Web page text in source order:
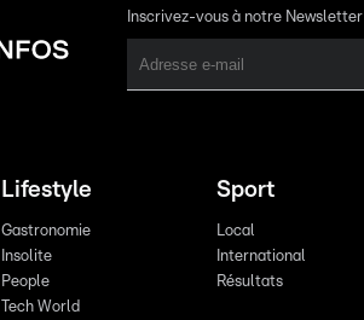
Inscrivez-vous à notre Newsletter
Lifestyle
Gastronomie
Insolite
People
Tech World
Sport
Local
International
Résultats